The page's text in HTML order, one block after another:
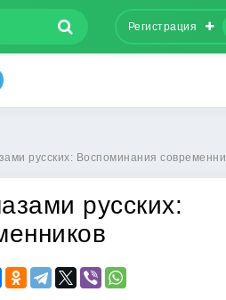
Регистрация
русских: Воспоминания
русских: